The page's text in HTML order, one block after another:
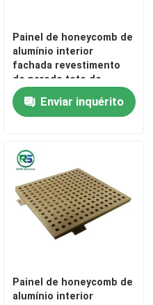
Painel de honeycomb de
alumínio interior
fachada revestimento
de parede teto de
mármore decorativo
grão Enviar inquérito
Painel de honeycomb de
alumínio interior